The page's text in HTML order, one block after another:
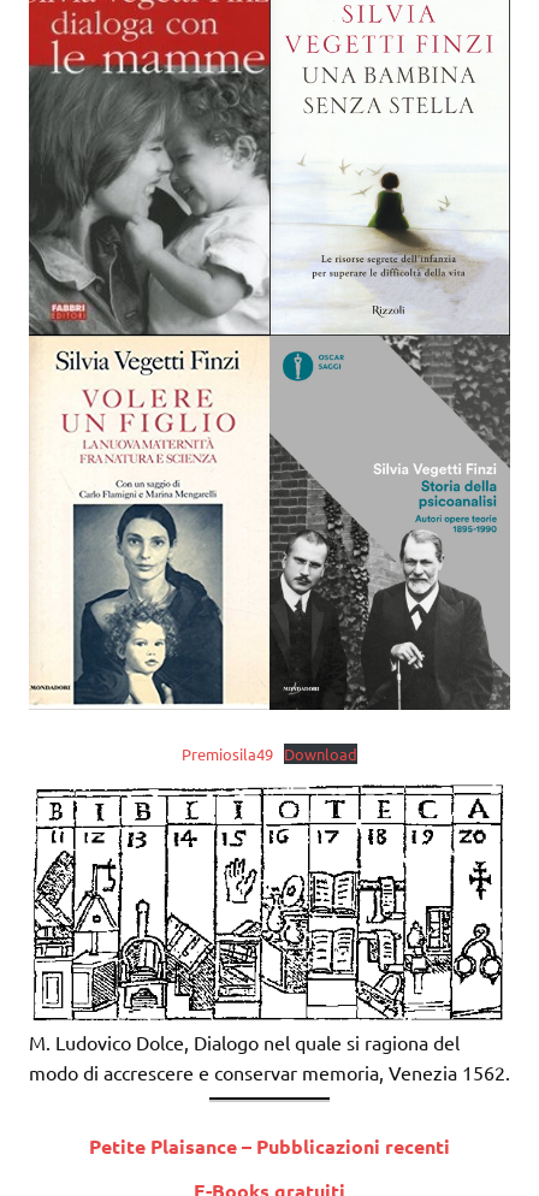
Premiosila49 Download
M. Ludovico Dolce, Dialogo nel quale si ragiona del
modo di accrescere e conservar memoria, Venezia 1562.
Petite Plaisance – Pubblicazioni recenti